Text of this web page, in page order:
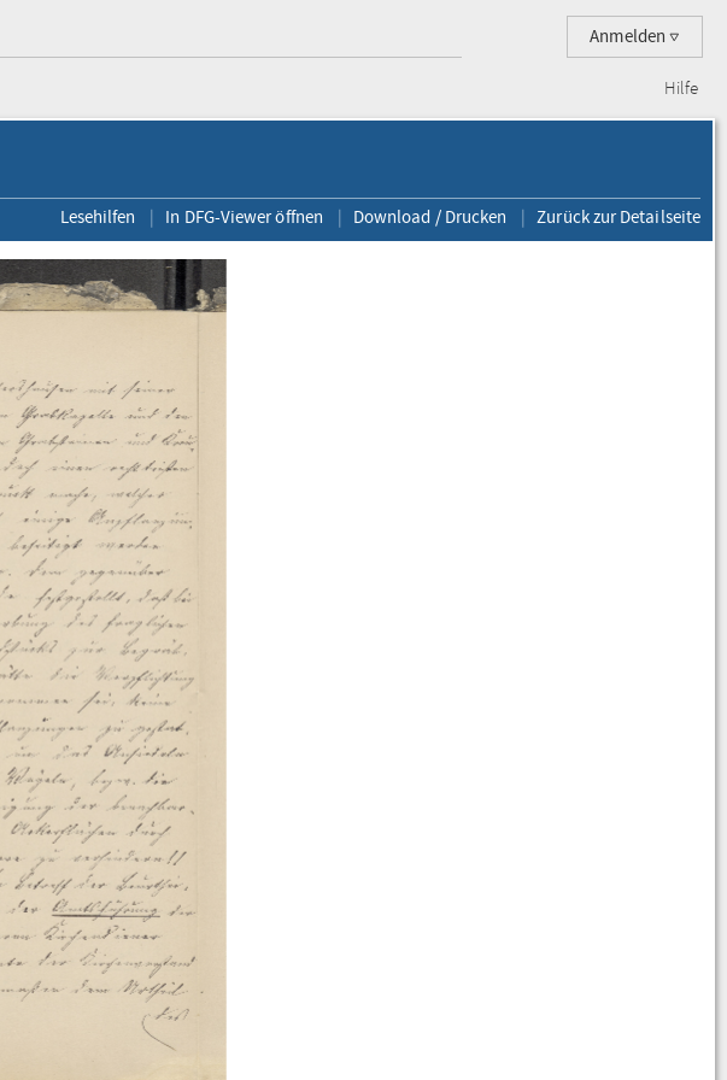
Anmelden
Hilfe
Lesehilfen In DFG-Viewer öffnen Download / Drucken Zurück zur Detailseite